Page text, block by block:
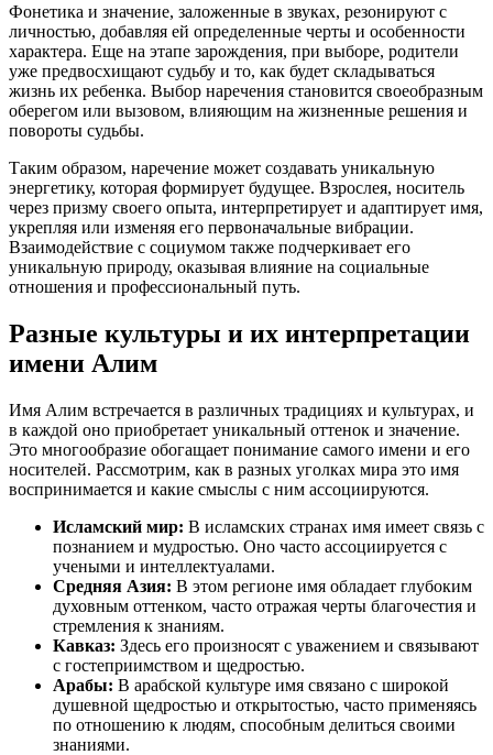
Фонетика и значение, заложенные в звуках, резонируют с
личностью, добавляя ей определенные черты и особенности
характера. Еще на этапе зарождения, при выборе, родители
уже предвосхищают судьбу и то, как будет складываться
жизнь их ребенка. Выбор наречения становится своеобразным
оберегом или вызовом, влияющим на жизненные решения и
повороты судьбы.
Таким образом, наречение может создавать уникальную
энергетику, которая формирует будущее. Взрослея, носитель
через призму своего опыта, интерпретирует и адаптирует имя,
укрепляя или изменяя его первоначальные вибрации.
Взаимодействие с социумом также подчеркивает его
уникальную природу, оказывая влияние на социальные
отношения и профессиональный путь.
Разные культуры и их интерпретации
имени Алим
Имя Алим встречается в различных традициях и культурах, и
в каждой оно приобретает уникальный оттенок и значение.
Это многообразие обогащает понимание самого имени и его
носителей. Рассмотрим, как в разных уголках мира это имя
воспринимается и какие смыслы с ним ассоциируются.
Исламский мир: В исламских странах имя имеет связь с
познанием и мудростью. Оно часто ассоциируется с
учеными и интеллектуалами.
Средняя Азия: В этом регионе имя обладает глубоким
духовным оттенком, часто отражая черты благочестия и
стремления к знаниям.
Кавказ: Здесь его произносят с уважением и связывают
с гостеприимством и щедростью.
Арабы: В арабской культуре имя связано с широкой
душевной щедростью и открытостью, часто применяясь
по отношению к людям, способным делиться своими
знаниями.